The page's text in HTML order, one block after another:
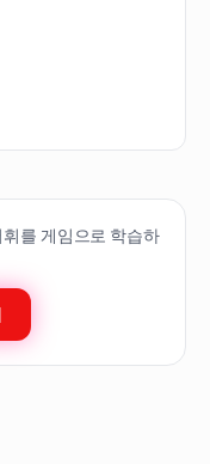
휘를 게임으로 학습하